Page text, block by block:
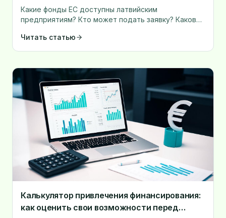
Какие фонды ЕС доступны латвийским
предприятиям? Кто может подать заявку? Каков
руководство с конкретными шагами.
Читать статью
Калькулятор привлечения финансирования:
как оценить свои возможности перед